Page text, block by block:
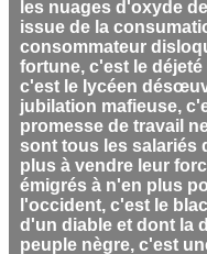
les nuages d'oxyde
issue de la
consommateur
fortune, c'est le
c'est le Iycéen
jubilation mafieuse,
promesse de travail
sont tous les salariés
plus à vendre leur
émigrés à n'en plus
l'occident, c'est le
d'un diable et dont la
peuple nègre, c'est